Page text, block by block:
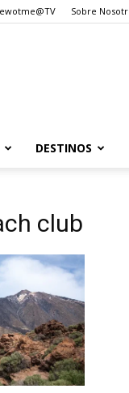
Sobre
DESTINOS
club